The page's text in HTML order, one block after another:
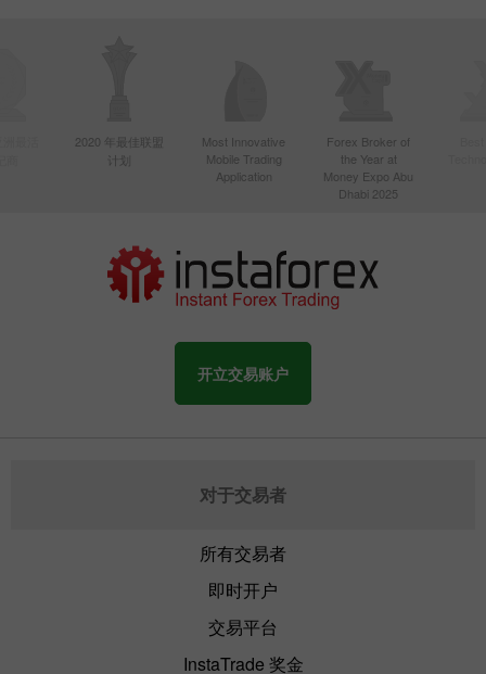
2020 年最佳联盟
计划
Most Innovative
Mobile Trading
Application
Forex Broker of
the Year at
Money Expo Abu
Dhabi 2025
开立交易账户
对于交易者
所有交易者
即时开户
交易平台
InstaTrade 奖金